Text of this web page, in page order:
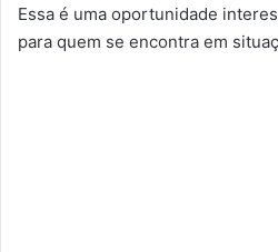
Essa é uma oportunidade
para quem se encontra em